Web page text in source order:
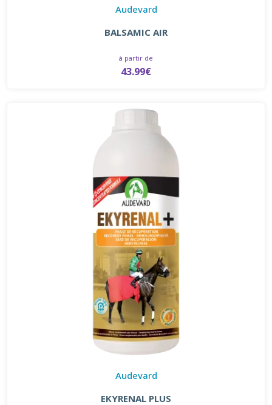
Audevard
BALSAMIC AIR
à partir de
43.99€
Audevard
EKYRENAL PLUS